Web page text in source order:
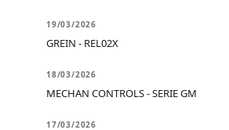
19/03/2026
GREIN - REL02X
18/03/2026
MECHAN CONTROLS - SERIE GM
17/03/2026